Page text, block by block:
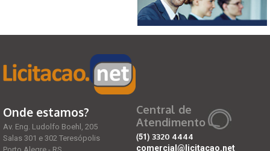
Onde estamos?
Av. Eng. Ludolfo Boehl, 205
Salas 301 e 302 Teresópolis
Central de
Atendimento
(51) 3320 4444
comercial@licitacao.net